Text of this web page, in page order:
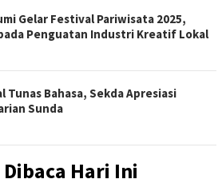
Gelar Festival Pariwisata 2025,
Penguatan Industri Kreatif Lokal
Tunas Bahasa, Sekda Apresiasi
Sunda
Hari Ini